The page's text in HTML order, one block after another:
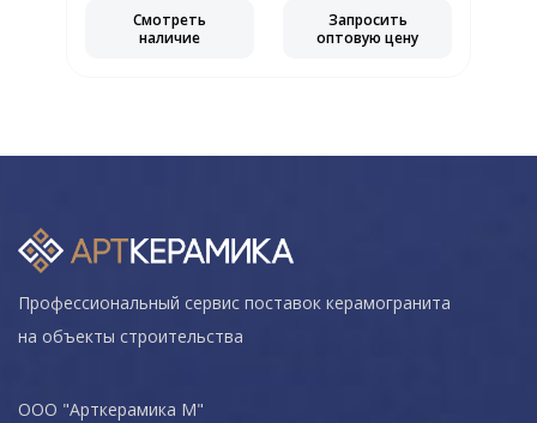
Смотреть
наличие
Запросить
оптовую цену
Профессиональный сервис поставок керамогранита
на объекты строительства
ООО "Арткерамика М"